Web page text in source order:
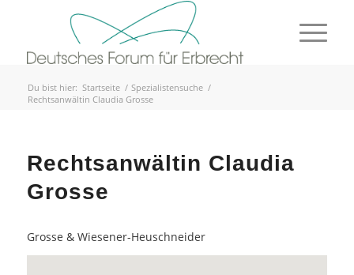
Du bist hier: Startseite / Spezialistensuche /
Rechtsanwältin Claudia Grosse
Rechtsanwältin Claudia
Grosse
Grosse & Wiesener-Heuschneider